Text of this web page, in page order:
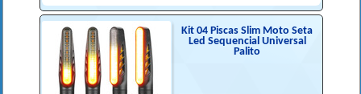
Kit 04 Piscas Slim Moto Seta
Led Sequencial Universal
Palito